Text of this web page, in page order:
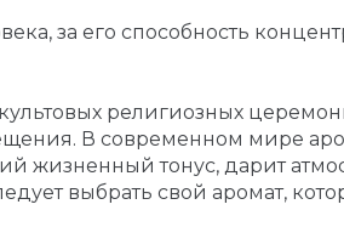
за его способность
религиозных
В современном мире
жизненный тонус, дарит
выбрать свой аромат,